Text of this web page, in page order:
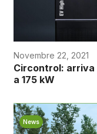
Novembre 22, 2021
Circontrol: arriva
a 175 kW
News